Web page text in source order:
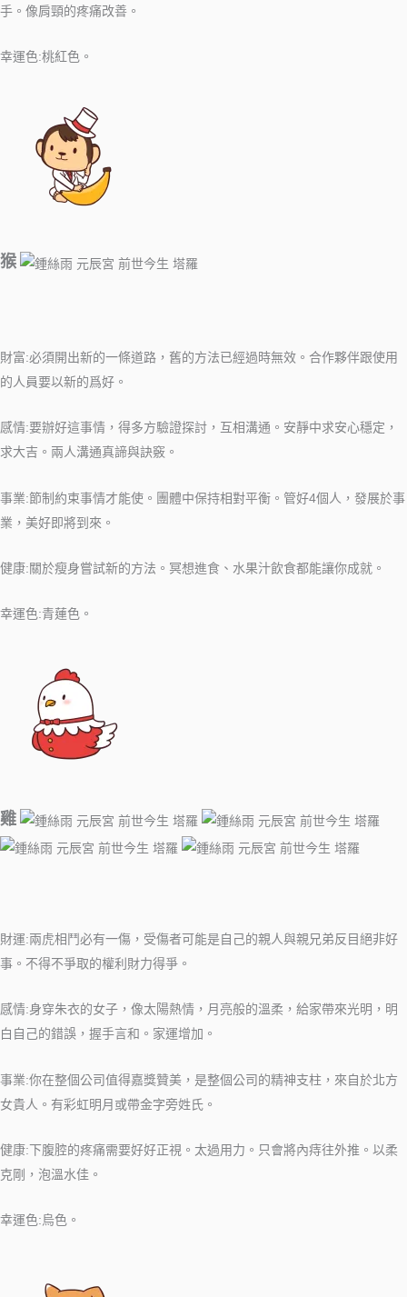
手。像肩頸的疼痛改善。
幸運色:桃紅色。
猴
財富:必須開出新的一條道路，舊的方法已經過時無效。合作夥伴跟使用
的人員要以新的爲好。
感情:要辦好這事情，得多方驗證探討，互相溝通。安靜中求安心穩定，
求大吉。兩人溝通真諦與訣竅。
事業:節制約束事情才能使。團體中保持相對平衡。管好4個人，發展於事
業，美好即將到來。
健康:關於瘦身嘗試新的方法。冥想進食、水果汁飲食都能讓你成就。
幸運色:青蓮色。
雞
財運:兩虎相鬥必有一傷，受傷者可能是自己的親人與親兄弟反目絕非好
事。不得不爭取的權利財力得爭。
感情:身穿朱衣的女子，像太陽熱情，月亮般的溫柔，給家帶來光明，明
白自己的錯誤，握手言和。家運增加。
事業:你在整個公司值得嘉獎贊美，是整個公司的精神支柱，來自於北方
女貴人。有彩虹明月或帶金字旁姓氏。
健康:下腹腔的疼痛需要好好正視。太過用力。只會將內痔往外推。以柔
克剛，泡溫水佳。
幸運色:烏色。